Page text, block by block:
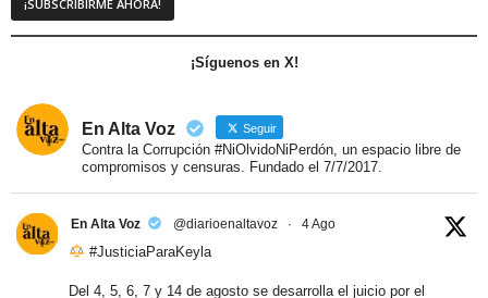
¡Síguenos en X!
En Alta Voz Seguir
Contra la Corrupción #NiOlvidoNiPerdón, un espacio libre de
compromisos y censuras. Fundado el 7/7/2017.
En Alta Voz @diarioenaltavoz · 4 Ago
#JusticiaParaKeyla
Del 4, 5, 6, 7 y 14 de agosto se desarrolla el juicio por el